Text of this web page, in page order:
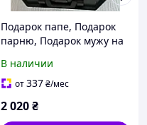
Подарок папе, Подарок
парню, Подарок мужу на
любимому, Подарочный
набор для мужа
В наличии
от337₴/мес
2 020₴